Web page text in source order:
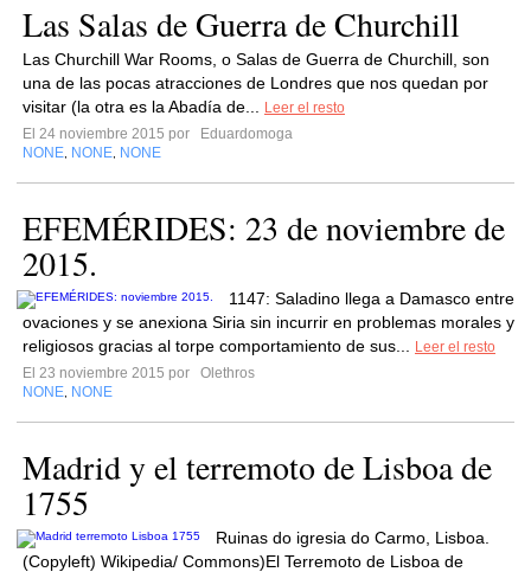
Las Salas de Guerra de Churchill
Las Churchill War Rooms, o Salas de Guerra de Churchill, son
una de las pocas atracciones de Londres que nos quedan por
visitar (la otra es la Abadía de...
Leer el resto
El 24 noviembre 2015 por
Eduardomoga
NONE NONE NONE
EFEMÉRIDES: 23 de noviembre de
2015.
1147: Saladino llega a Damasco entre
ovaciones y se anexiona Siria sin incurrir en problemas morales y
religiosos gracias al torpe comportamiento de sus...
Leer el resto
El 23 noviembre 2015 por
Olethros
NONE NONE
Madrid y el terremoto de Lisboa de
1755
Ruinas do igresia do Carmo, Lisboa.
(Copyleft) Wikipedia/ Commons)El Terremoto de Lisboa de